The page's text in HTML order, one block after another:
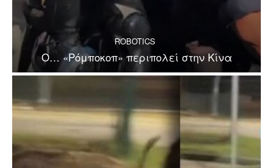
ROBOTICS
Ο… «Ρόμποκοπ» περιπολεί στην Κίνα